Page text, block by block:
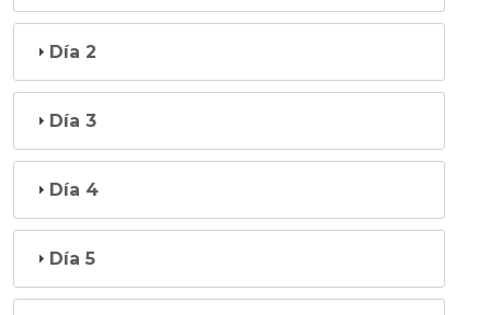
Día 2
Día 3
Día 4
Día 5